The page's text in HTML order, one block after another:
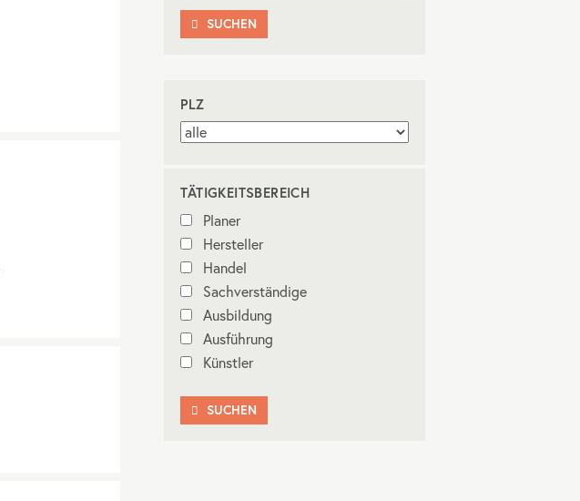
 SUCHEN
PLZ
TÄTIGKEITSBEREICH
Planer
Hersteller
Handel
Sachverständige
Ausbildung
Ausführung
Künstler
 SUCHEN